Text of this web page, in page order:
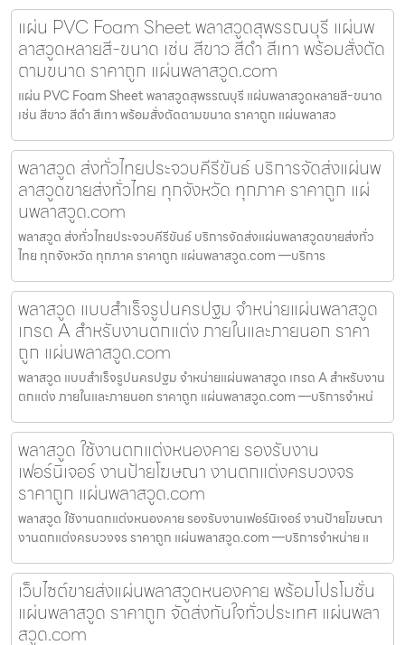
แผ่น PVC Foam Sheet พลาสวูดสุพรรณบุรี แผ่นพ
ลาสวูดหลายสี-ขนาด เช่น สีขาว สีดำ สีเทา พร้อมสั่งตัด
ตามขนาด ราคาถูก แผ่นพลาสวูด.com
แผ่น PVC Foam Sheet พลาสวูดสุพรรณบุรี แผ่นพลาสวูดหลายสี-ขนาด
เช่น สีขาว สีดำ สีเทา พร้อมสั่งตัดตามขนาด ราคาถูก แผ่นพลาสว
พลาสวูด ส่งทั่วไทยประจวบคีรีขันธ์ บริการจัดส่งแผ่นพ
ลาสวูดขายส่งทั่วไทย ทุกจังหวัด ทุกภาค ราคาถูก แผ่
นพลาสวูด.com
พลาสวูด ส่งทั่วไทยประจวบคีรีขันธ์ บริการจัดส่งแผ่นพลาสวูดขายส่งทั่ว
ไทย ทุกจังหวัด ทุกภาค ราคาถูก แผ่นพลาสวูด.com —บริการ
พลาสวูด แบบสำเร็จรูปนครปฐม จำหน่ายแผ่นพลาสวูด
เกรด A สำหรับงานตกแต่ง ภายในและภายนอก ราคา
ถูก แผ่นพลาสวูด.com
พลาสวูด แบบสำเร็จรูปนครปฐม จำหน่ายแผ่นพลาสวูด เกรด A สำหรับงาน
ตกแต่ง ภายในและภายนอก ราคาถูก แผ่นพลาสวูด.com —บริการจำหน่
พลาสวูด ใช้งานตกแต่งหนองคาย รองรับงาน
เฟอร์นิเจอร์ งานป้ายโฆษณา งานตกแต่งครบวงจร
ราคาถูก แผ่นพลาสวูด.com
พลาสวูด ใช้งานตกแต่งหนองคาย รองรับงานเฟอร์นิเจอร์ งานป้ายโฆษณา
งานตกแต่งครบวงจร ราคาถูก แผ่นพลาสวูด.com —บริการจำหน่าย แ
เว็บไซต์ขายส่งแผ่นพลาสวูดหนองคาย พร้อมโปรโมชั่น
แผ่นพลาสวูด ราคาถูก จัดส่งทันใจทั่วประเทศ แผ่นพลา
สวูด.com